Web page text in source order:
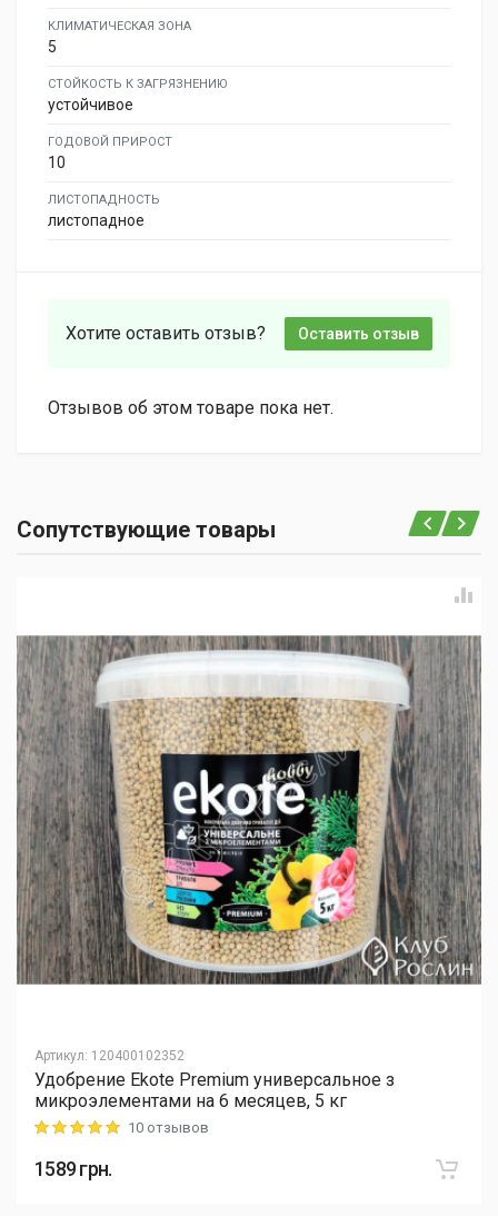
КЛИМАТИЧЕСКАЯ ЗОНА
5
СТОЙКОСТЬ К ЗАГРЯЗНЕНИЮ
устойчивое
ГОДОВОЙ ПРИРОСТ
10
ЛИСТОПАДНОСТЬ
листопадное
Хотите оставить отзыв? Оставить отзыв
Отзывов об этом товаре пока нет.
Сопутствующие товары
Артикул: 120400102352
Удобрение Ekote Premium универсальное з
микроэлементами на 6 месяцев, 5 кг
Rating: 5 out of 510 отзывов
1589грн.